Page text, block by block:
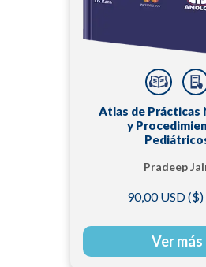
Atlas de Prácticas
y
Pradeep
90,00 USD ($)
Ver más